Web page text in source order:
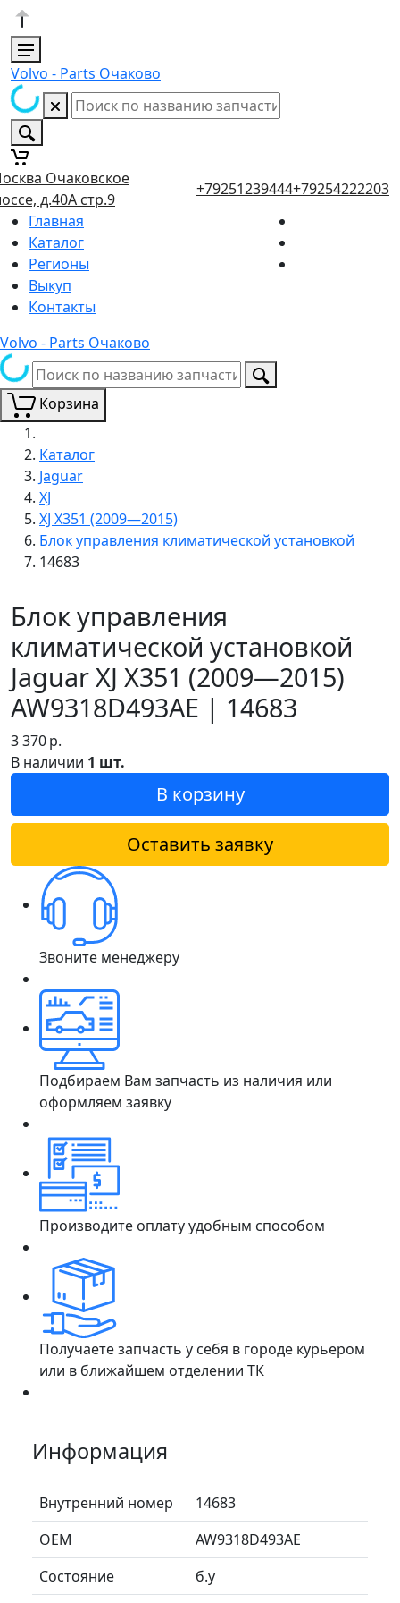
Volvo - Parts Очаково
Очаковское
д.40А стр.9
+79251239444+79254222203
Главная
Каталог
Регионы
Выкуп
Контакты
Volvo - Parts Очаково
Корзина
Каталог
Jaguar
XJ
XJ X351 (2009—2015)
Блок управления климатической установкой
14683
Блок управления
климатической установкой
Jaguar XJ X351 (2009—2015)
AW9318D493AE | 14683
3 370р.
В наличии 1 шт.
В корзину
Оставить заявку
Звоните менеджеру
Подбираем Вам запчасть из наличия или
оформляем заявку
Производите оплату удобным способом
Получаете запчасть у себя в городе курьером
или в ближайшем отделении ТК
Информация
Внутренний номер
14683
ОЕМ
AW9318D493AE
Состояние
б.у